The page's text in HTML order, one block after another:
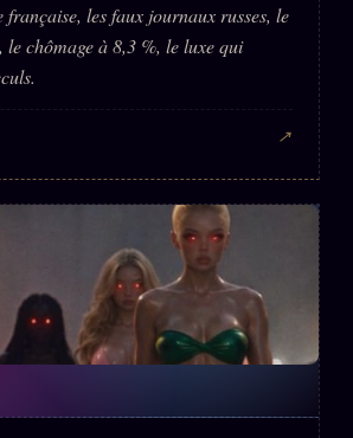
française, les faux journaux russes, le
le chômage à 8,3 %, le luxe qui
↗